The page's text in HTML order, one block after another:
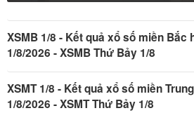
XSMB 1/8 - Kết quả xổ số miền Bắc
1/8/2026 - XSMB Thứ Bảy 1/8
XSMT 1/8 - Kết quả xổ số miền
1/8/2026 - XSMT Thứ Bảy 1/8